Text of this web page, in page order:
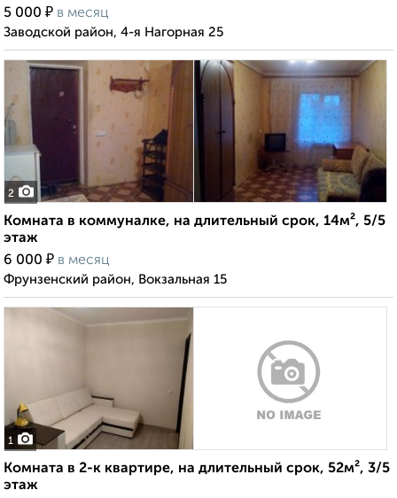
5 000 ₽ в месяц
Заводской район, 4-я Нагорная 25
2
Комната в коммуналке, на длительный срок, 14м², 5/5
этаж
6 000 ₽ в месяц
Фрунзенский район, Вокзальная 15
1
Комната в 2-к квартире, на длительный срок, 52м², 3/5
этаж